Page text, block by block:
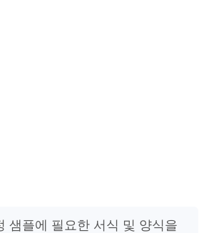
샘플에 필요한 서식 및 양식을